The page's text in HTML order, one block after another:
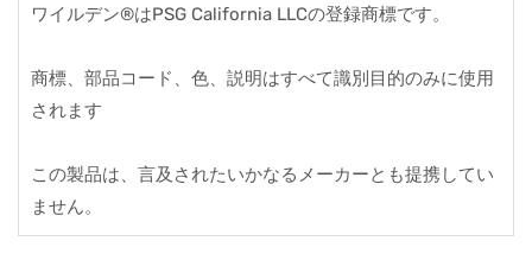
ワイルデン®はPSG California LLCの登録商標です。
商標、部品コード、色、説明はすべて識別目的のみに使用
されます
この製品は、言及されたいかなるメーカーとも提携してい
ません。